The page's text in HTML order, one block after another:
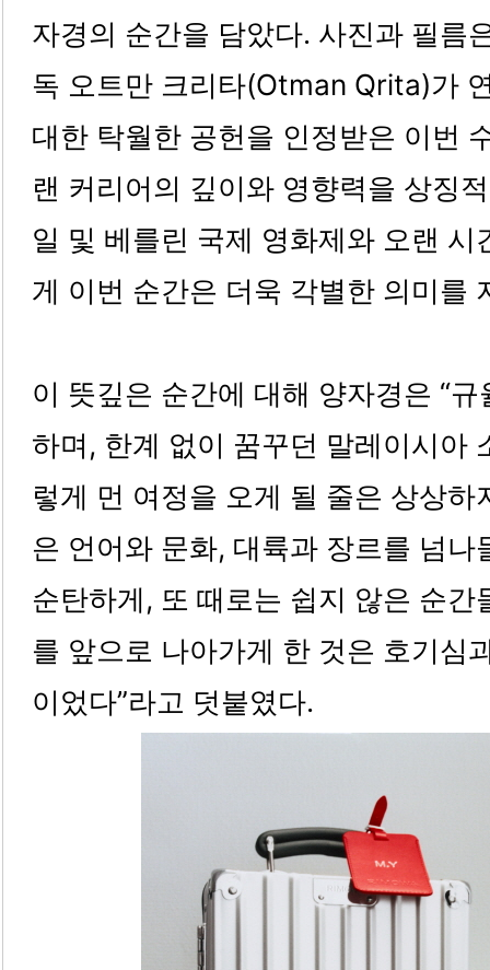
자경의 순간을 담았다. 사진과 필름
독 오트만 크리타(Otman Qrita)가
대한 탁월한 공헌을 인정받은 이번
랜 커리어의 깊이와 영향력을 상징
일 및 베를린 국제 영화제와 오랜
게 이번 순간은 더욱 각별한 의미를
이 뜻깊은 순간에 대해 양자경은 “
하며, 한계 없이 꿈꾸던 말레이시아
렇게 먼 여정을 오게 될 줄은 상상하
은 언어와 문화, 대륙과 장르를 넘
순탄하게, 또 때로는 쉽지 않은 순
를 앞으로 나아가게 한 것은 호기심
이었다”라고 덧붙였다.